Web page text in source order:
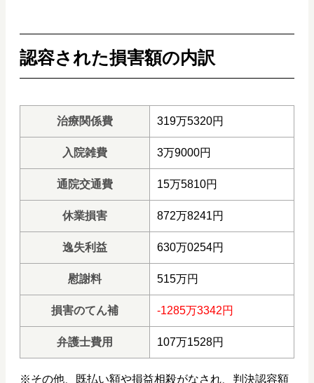
認容された損害額の内訳
治療関係費 319万5320円
入院雑費 3万9000円
通院交通費 15万5810円
休業損害 872万8241円
逸失利益 630万0254円
慰謝料 515万円
損害のてん補 -1285万3342円
弁護士費用 107万1528円
※その他、既払い額や損益相殺がなされ、判決認容額